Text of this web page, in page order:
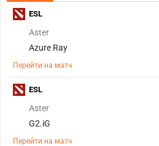
Aster
Azure Ray
Перейти на матч
ESL
Aster
G2.iG
Перейти на матч
ESL